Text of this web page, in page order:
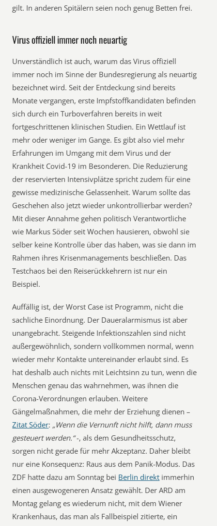
gilt. In anderen Spitälern seien noch genug Betten frei.
Virus offiziell immer noch neuartig
Unverständlich ist auch, warum das Virus offiziell
immer noch im Sinne der Bundesregierung als neuartig
bezeichnet wird. Seit der Entdeckung sind bereits
Monate vergangen, erste Impfstoffkandidaten befinden
sich durch ein Turboverfahren bereits in weit
fortgeschrittenen klinischen Studien. Ein Wettlauf ist
mehr oder weniger im Gange. Es gibt also viel mehr
Erfahrungen im Umgang mit dem Virus und der
Krankheit Covid-19 im Besonderen. Die Reduzierung
der reservierten Intensivplätze spricht zudem für eine
gewisse medizinische Gelassenheit. Warum sollte das
Geschehen also jetzt wieder unkontrollierbar werden?
Mit dieser Annahme gehen politisch Verantwortliche
wie Markus Söder seit Wochen hausieren, obwohl sie
selber keine Kontrolle über das haben, was sie dann im
Rahmen ihres Krisenmanagements beschließen. Das
Testchaos bei den Reiserückkehrern ist nur ein
Beispiel.
Auffällig ist, der Worst Case ist Programm, nicht die
sachliche Einordnung. Der Daueralarmismus ist aber
unangebracht. Steigende Infektionszahlen sind nicht
außergewöhnlich, sondern vollkommen normal, wenn
wieder mehr Kontakte untereinander erlaubt sind. Es
hat deshalb auch nichts mit Leichtsinn zu tun, wenn die
Menschen genau das wahrnehmen, was ihnen die
Corona-Verordnungen erlauben. Weitere
Gängelmaßnahmen, die mehr der Erziehung dienen –
Zitat Söder: „Wenn die Vernunft nicht hilft, dann muss
gesteuert werden.“-, als dem Gesundheitsschutz,
sorgen nicht gerade für mehr Akzeptanz. Daher bleibt
nur eine Konsequenz: Raus aus dem Panik-Modus. Das
ZDF hatte dazu am Sonntag bei Berlin direkt immerhin
einen ausgewogeneren Ansatz gewählt. Der ARD am
Montag gelang es wiederum nicht, mit dem Wiener
Krankenhaus, das man als Fallbeispiel zitierte, ein